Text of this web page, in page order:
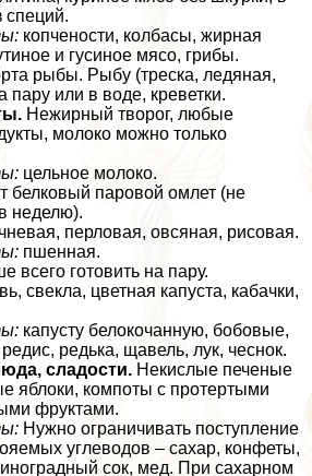
специй.
копчености, колбасы, жирная
и гусиное мясо, грибы.
рыбы. Рыбу (треска, ледяная,
пару или в воде, креветки.
Нежирный творог, любые
молоко можно только
цельное молоко.
белковый паровой омлет (не
неделю).
перловая, овсяная, рисовая.
пшенная.
всего готовить на пару.
свекла, цветная капуста, кабачки,
капусту белокочанную, бобовые,
редька, щавель, лук, чеснок.
сладости. Некислые печеные
яблоки, компоты с протертыми
фруктами.
Нужно ограничивать поступление
углеводов – сахар, конфеты,
сок, мед. При сахарном